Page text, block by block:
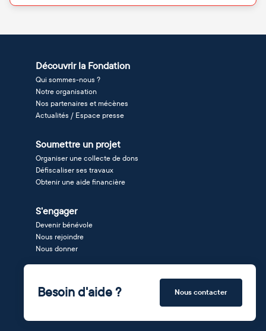
Découvrir la Fondation
Qui sommes-nous ?
Notre organisation
Nos partenaires et mécènes
Actualités / Espace presse
Soumettre un projet
Organiser une collecte de dons
Défiscaliser ses travaux
Obtenir une aide financière
S'engager
Devenir bénévole
Nous rejoindre
Nous donner
Besoin d'aide ? Nous contacter